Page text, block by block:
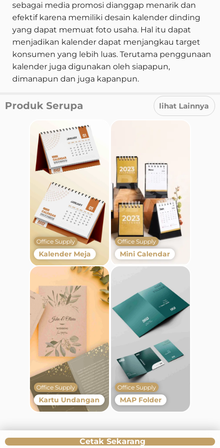
sebagai media promosi dianggap menarik dan
efektif karena memiliki desain kalender dinding
yang dapat memuat foto usaha. Hal itu dapat
menjadikan kalender dapat menjangkau target
konsumen yang lebih luas. Terutama penggunaan
kalender juga digunakan oleh siapapun,
dimanapun dan juga kapanpun.
Produk Serupa lihat Lainnya
Office Supply
Kalender Meja
Office Supply
Mini Calendar
Office Supply
Kartu Undangan
Office Supply
MAP Folder
Cetak Sekarang